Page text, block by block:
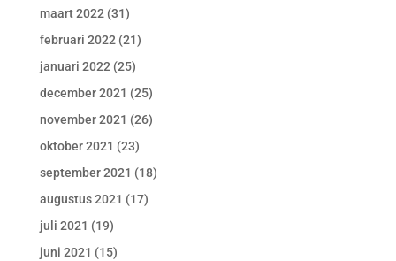
maart 2022 (31)
februari 2022 (21)
januari 2022 (25)
december 2021 (25)
november 2021 (26)
oktober 2021 (23)
september 2021 (18)
augustus 2021 (17)
juli 2021 (19)
juni 2021 (15)